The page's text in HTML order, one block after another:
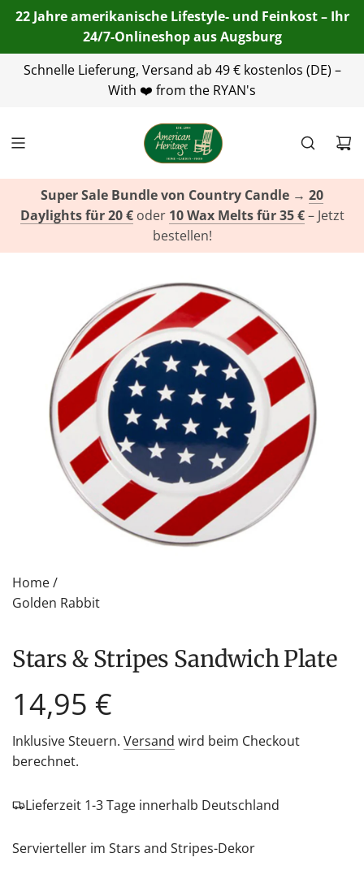
22 Jahre amerikanische Lifestyle- und Feinkost – Ihr
24/7-Onlineshop aus Augsburg
Schnelle Lieferung, Versand ab 49 € kostenlos (DE) –
With ❤️ from the RYAN's
+49(0)821 455 254 00
info@american-
heritage.de
+49(0)151 116 719 10
Super Sale Bundle von Country Candle → 20
Daylights für 20 €oder 10 Wax Melts für 35 €– Jetzt
bestellen!
Home/
Golden Rabbit
Stars & Stripes Sandwich Plate
Regulärer
Preis
14,95 €
Inklusive Steuern. Versand wird beim Checkout
berechnet.
Lieferzeit 1-3 Tage innerhalb Deutschland
Servierteller im Stars and Stripes-Dekor